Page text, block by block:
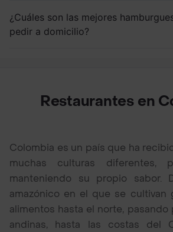
¿Cuáles son las mejores
pedir a domicilio?
Restaurantes en
Colombia es un país que ha
muchas culturas diferentes,
manteniendo su propio sabor.
amazónico en el que se cultivan
alimentos hasta el norte, pasando
andinas, hasta las costas del